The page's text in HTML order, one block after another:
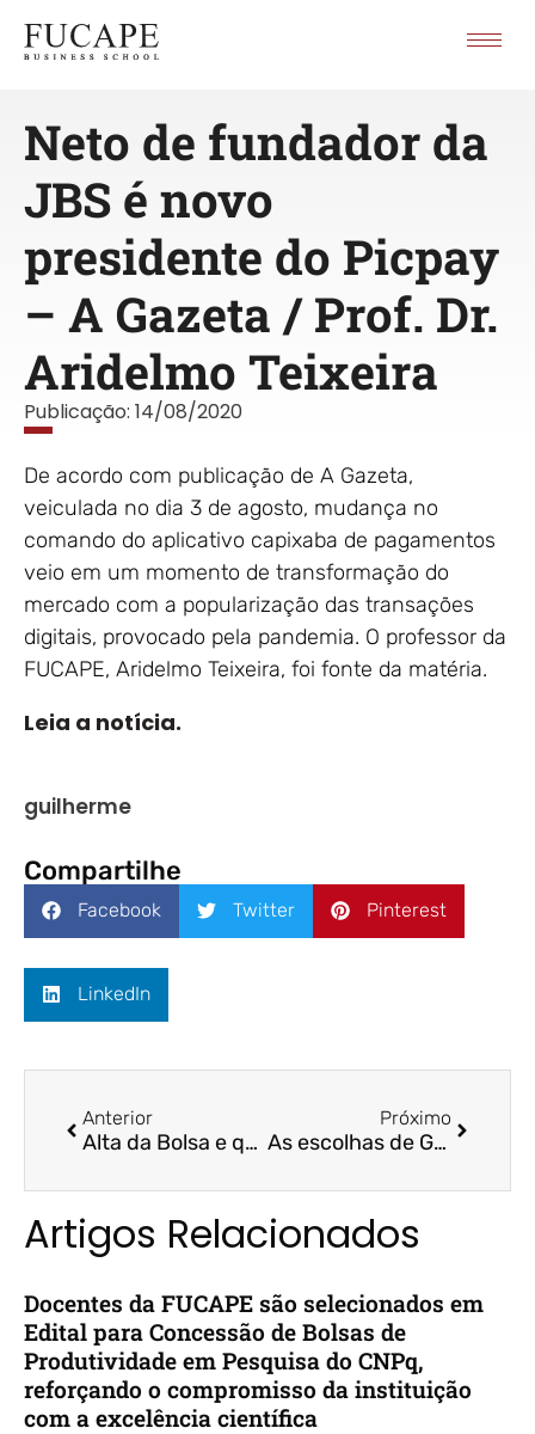
Neto de fundador da
JBS é novo
presidente do Picpay
– A Gazeta / Prof. Dr.
Aridelmo Teixeira
Publicação: 14/08/2020
De acordo com publicação de A Gazeta,
veiculada no dia 3 de agosto, mudança no
comando do aplicativo capixaba de pagamentos
veio em um momento de transformação do
mercado com a popularização das transações
digitais, provocado pela pandemia. O professor da
FUCAPE, Aridelmo Teixeira, foi fonte da matéria.
Leia a notícia.
guilherme
Compartilhe
Facebook Twitter Pinterest
LinkedIn
Anterior
Alta da Bolsa e queda da Selic: saiba os investimentos ideais – Rádio CBN / Prof. Dr. Fernando Galdi
Próximo
As escolhas de Guedes – Revista ES Brasil / Profª. Drª. Arilda Teixeira
Artigos Relacionados
Docentes da FUCAPE são selecionados em
Edital para Concessão de Bolsas de
Produtividade em Pesquisa do CNPq,
reforçando o compromisso da instituição
com a excelência científica